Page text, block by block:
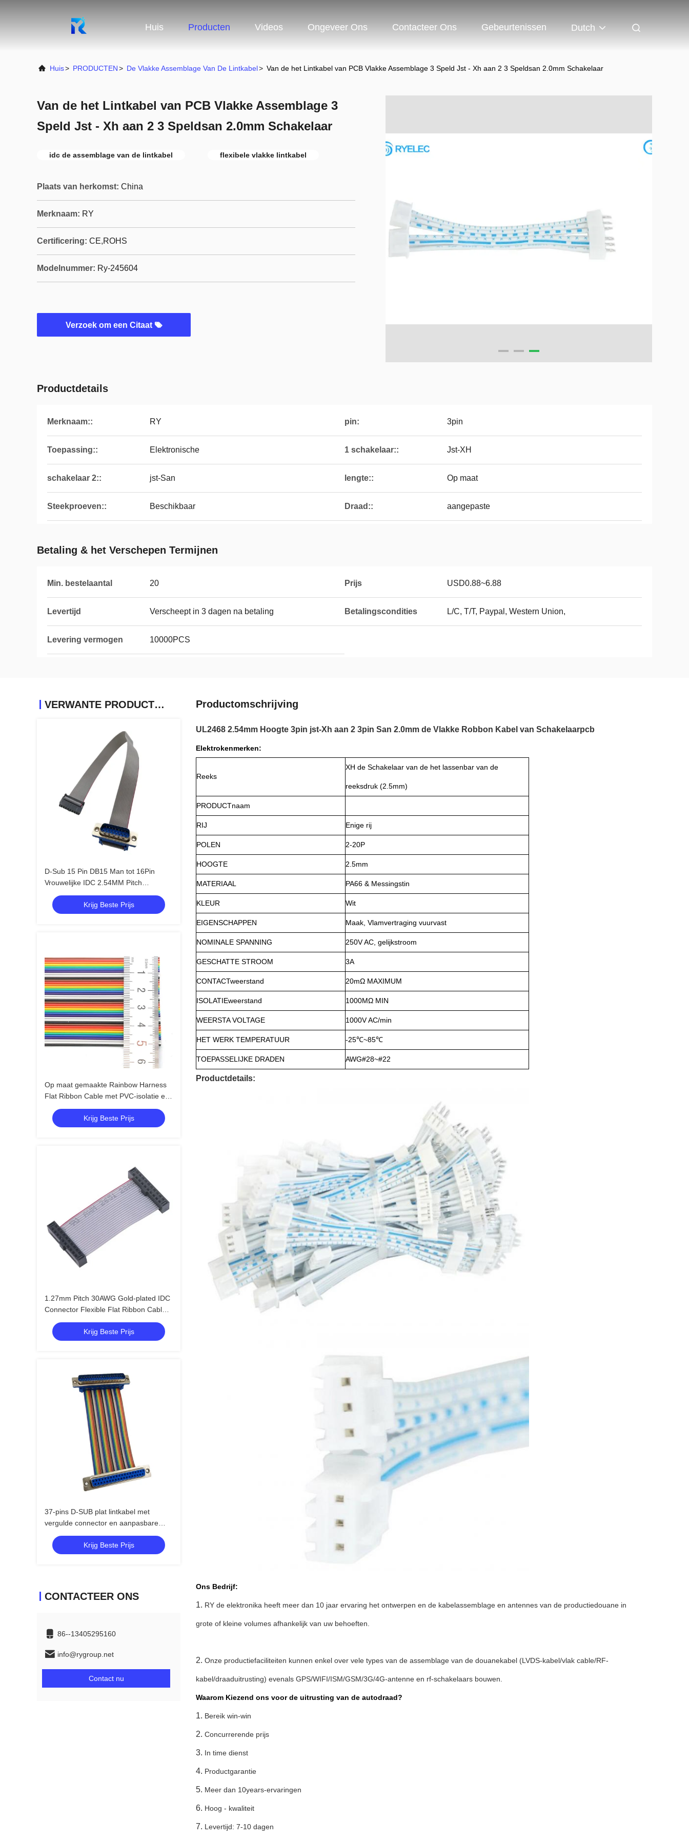
Huis Producten Videos Ongeveer Ons Contacteer Ons Gebeurtenissen Dutch
Huis> PRODUCTEN> De Vlakke Assemblage Van De Lintkabel> Van de het Lintkabel van PCB Vlakke Assemblage 3 Speld Jst - Xh aan 2 3 Speldsan 2.0mm Schakelaar
Van de het Lintkabel van PCB Vlakke Assemblage 3
Speld Jst - Xh aan 2 3 Speldsan 2.0mm Schakelaar
idc de assemblage van de lintkabel flexibele vlakke lintkabel
Plaats van herkomst: China
Merknaam: RY
Certificering: CE,ROHS
Modelnummer: Ry-245604
Verzoek om een Citaat
Productdetails
Merknaam:: RY pin: 3pin
Toepassing:: Elektronische 1 schakelaar:: Jst-XH
schakelaar 2:: jst-San lengte:: Op maat
Steekproeven:: Beschikbaar Draad:: aangepaste
Betaling & het Verschepen Termijnen
Min. bestelaantal 20 Prijs USD0.88~6.88
Levertijd Verscheept in 3 dagen na betaling Betalingscondities L/C, T/T, Paypal, Western Union,
Levering vermogen 10000PCS
VERWANTE PRODUCTEN
D-Sub 15 Pin DB15 Man tot 16Pin
Vrouwelijke IDC 2.54MM Pitch
Goudgeplatte platte lintkabel
Krijg Beste Prijs
Op maat gemaakte Rainbow Harness
Flat Ribbon Cable met PVC-isolatie en
1.27mm Pitch IDC-connectoren
Krijg Beste Prijs
1.27mm Pitch 30AWG Gold-plated IDC
Connector Flexible Flat Ribbon Cable
voor elektronica
Krijg Beste Prijs
37-pins D-SUB plat lintkabel met
vergulde connector en aanpasbare
lengte DB37 PIN connector
kabelassemblageKrijg Beste Prijs
CONTACTEER ONS
86--13405295160
info@rygroup.net
Contact nu
Productomschrijving
UL2468 2.54mm Hoogte 3pin jst-Xh aan 2 3pin San 2.0mm de Vlakke Robbon Kabel van Schakelaarpcb
Elektrokenmerken:
Reeks
XH de Schakelaar van de het lassenbar van de
reeksdruk (2.5mm)
PRODUCTnaam
RIJ Enige rij
POLEN 2-20P
HOOGTE 2.5mm
MATERIAAL PA66 & Messingstin
KLEUR Wit
EIGENSCHAPPEN Maak, Vlamvertraging vuurvast
NOMINALE SPANNING 250V AC, gelijkstroom
GESCHATTE STROOM 3A
CONTACTweerstand 20mΩ MAXIMUM
ISOLATIEweerstand 1000MΩ MIN
WEERSTA VOLTAGE 1000V AC/min
HET WERK TEMPERATUUR -25℃~85℃
TOEPASSELIJKE DRADEN AWG#28~#22
Productdetails:
Ons Bedrijf:
1. RY de elektronika heeft meer dan 10 jaar ervaring het ontwerpen en de kabelassemblage en antennes van de productiedouane in
grote of kleine volumes afhankelijk van uw behoeften.
2. Onze productiefaciliteiten kunnen enkel over vele types van de assemblage van de douanekabel (LVDS-kabel/vlak cable/RF-
kabel/draaduitrusting) evenals GPS/WIFI/ISM/GSM/3G/4G-antenne en rf-schakelaars bouwen.
Waarom Kiezend ons voor de uitrusting van de autodraad?
1. Bereik win-win
2. Concurrerende prijs
3. In time dienst
4. Productgarantie
5. Meer dan 10years-ervaringen
6. Hoog - kwaliteit
7. Levertijd: 7-10 dagen